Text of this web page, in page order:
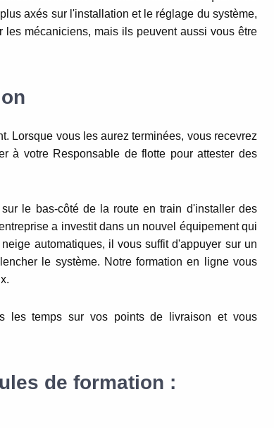
axés sur l'installation et le réglage du système,
les mécaniciens, mais ils peuvent aussi vous être
Lorsque vous les aurez terminées, vous recevrez
à votre Responsable de flotte pour attester des
sur le bas-côté de la route en train d'installer des
a investit dans un nouvel équipement qui
automatiques, il vous suffit d'appuyer sur un
le système. Notre formation en ligne vous
les temps sur vos points de livraison et vous
de formation :